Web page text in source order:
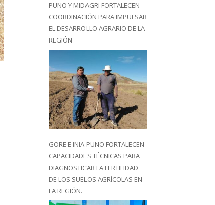
PUNO Y MIDAGRI FORTALECEN
COORDINACIÓN PARA IMPULSAR
EL DESARROLLO AGRARIO DE LA
REGIÓN
GORE E INIA PUNO FORTALECEN
CAPACIDADES TÉCNICAS PARA
DIAGNOSTICAR LA FERTILIDAD
DE LOS SUELOS AGRÍCOLAS EN
LA REGIÓN.